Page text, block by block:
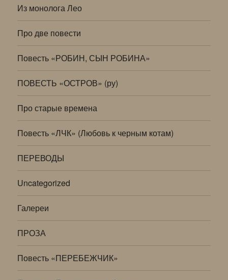
Из монолога Лео
Про две повести
Повесть «РОБИН, СЫН РОБИНА»
ПОВЕСТЬ «ОСТРОВ» (ру)
Про старые времена
Повесть «ЛЧК» (Любовь к черным котам)
ПЕРЕВОДЫ
Uncategorized
Галереи
ПРОЗА
Повесть «ПЕРЕБЕЖЧИК»